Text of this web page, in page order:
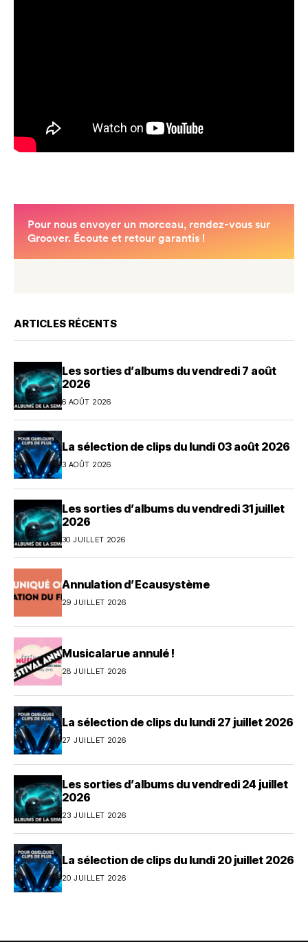
ARTICLES RÉCENTS
Les sorties d’albums du vendredi 7 août
2026
6 AOÛT 2026
La sélection de clips du lundi 03 août 2026
3 AOÛT 2026
Les sorties d’albums du vendredi 31 juillet
2026
30 JUILLET 2026
Annulation d’Ecausystème
29 JUILLET 2026
Musicalarue annulé !
28 JUILLET 2026
La sélection de clips du lundi 27 juillet 2026
27 JUILLET 2026
Les sorties d’albums du vendredi 24 juillet
2026
23 JUILLET 2026
La sélection de clips du lundi 20 juillet 2026
20 JUILLET 2026